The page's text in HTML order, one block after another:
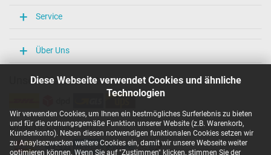
Diese Webseite verwendet Cookies und ähnliche
Technologien
Wir verwenden Cookies, um Ihnen ein bestmögliches Surferlebnis zu bieten
und für die ordnungsgemäße Funktion unserer Website (z.B. Warenkorb,
Kundenkonto). Neben diesen notwendigen funktionalen Cookies setzen wir
zu Anaylsezwecken weitere Cookies ein, damit wir unsere Webseite weiter
optimieren können. Wenn Sie auf "Zustimmen" klicken, stimmen Sie der
Service
Über Uns
Unsere Versandarten
Unsere Zahlarten